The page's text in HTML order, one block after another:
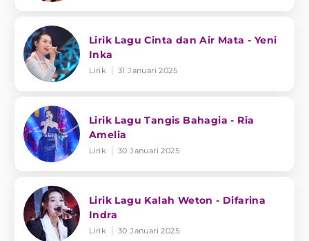
Lirik Lagu Cinta dan Air Mata - Yeni
Inka
Lirik 31 Januari 2025
Lirik Lagu Tangis Bahagia - Ria
Amelia
Lirik 30 Januari 2025
Lirik Lagu Kalah Weton - Difarina
Indra
Lirik 30 Januari 2025